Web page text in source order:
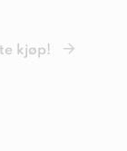
kjøp!